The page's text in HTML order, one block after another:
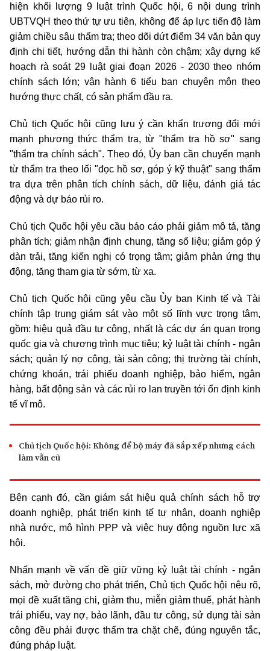
hiện khối lượng 9 luật trình Quốc hội, 6 nội dung trình
UBTVQH theo thứ tự ưu tiên, không để áp lực tiến độ làm
giảm chiều sâu thẩm tra; theo dõi dứt điểm 34 văn bản quy
định chi tiết, hướng dẫn thi hành còn chậm; xây dựng kế
hoạch rà soát 29 luật giai đoạn 2026 - 2030 theo nhóm
chính sách lớn; vận hành 6 tiểu ban chuyên môn theo
hướng thực chất, có sản phẩm đầu ra.
Chủ tịch Quốc hội cũng lưu ý cần khẩn trương đổi mới
mạnh phương thức thẩm tra, từ "thẩm tra hồ sơ" sang
"thẩm tra chính sách". Theo đó, Ủy ban cần chuyển mạnh
từ thẩm tra theo lối "đọc hồ sơ, góp ý kỹ thuật" sang thẩm
tra dựa trên phân tích chính sách, dữ liệu, đánh giá tác
động và dự báo rủi ro.
Chủ tịch Quốc hội yêu cầu báo cáo phải giảm mô tả, tăng
phân tích; giảm nhận định chung, tăng số liệu; giảm góp ý
dàn trải, tăng kiến nghị có trọng tâm; giảm phản ứng thụ
động, tăng tham gia từ sớm, từ xa.
Chủ tịch Quốc hội cũng yêu cầu Ủy ban Kinh tế và Tài
chính tập trung giám sát vào một số lĩnh vực trọng tâm,
gồm: hiệu quả đầu tư công, nhất là các dự án quan trọng
quốc gia và chương trình mục tiêu; kỷ luật tài chính - ngân
sách; quản lý nợ công, tài sản công; thị trường tài chính,
chứng khoán, trái phiếu doanh nghiệp, bảo hiểm, ngân
hàng, bất động sản và các rủi ro lan truyền tới ổn định kinh
tế vĩ mô.
Chủ tịch Quốc hội: Không để bộ máy đã sắp xếp nhưng cách
làm vẫn cũ
Bên cạnh đó, cần giám sát hiệu quả chính sách hỗ trợ
doanh nghiệp, phát triển kinh tế tư nhân, doanh nghiệp
nhà nước, mô hình PPP và việc huy động nguồn lực xã
hội.
Nhấn mạnh về vấn đề giữ vững kỷ luật tài chính - ngân
sách, mở đường cho phát triển, Chủ tịch Quốc hội nêu rõ,
mọi đề xuất tăng chi, giảm thu, miễn giảm thuế, phát hành
trái phiếu, vay nợ, bảo lãnh, đầu tư công, sử dụng tài sản
công đều phải được thẩm tra chặt chẽ, đúng nguyên tắc,
đúng pháp luật.